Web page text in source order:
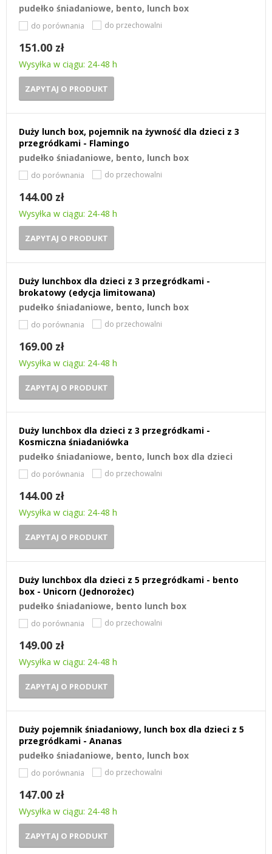
pudełko śniadaniowe, bento, lunch box
do porównania do przechowalni
151.00 zł
Wysyłka w ciągu: 24-48 h
ZAPYTAJ O PRODUKT
Duży lunch box, pojemnik na żywność dla dzieci z 3
przegródkami - Flamingo
pudełko śniadaniowe, bento, lunch box
do porównania do przechowalni
144.00 zł
Wysyłka w ciągu: 24-48 h
ZAPYTAJ O PRODUKT
Duży lunchbox dla dzieci z 3 przegródkami -
brokatowy (edycja limitowana)
pudełko śniadaniowe, bento, lunch box
do porównania do przechowalni
169.00 zł
Wysyłka w ciągu: 24-48 h
ZAPYTAJ O PRODUKT
Duży lunchbox dla dzieci z 3 przegródkami -
Kosmiczna śniadaniówka
pudełko śniadaniowe, bento, lunch box dla dzieci
do porównania do przechowalni
144.00 zł
Wysyłka w ciągu: 24-48 h
ZAPYTAJ O PRODUKT
Duży lunchbox dla dzieci z 5 przegródkami - bento
box - Unicorn (Jednorożec)
pudełko śniadaniowe, bento lunch box
do porównania do przechowalni
149.00 zł
Wysyłka w ciągu: 24-48 h
ZAPYTAJ O PRODUKT
Duży pojemnik śniadaniowy, lunch box dla dzieci z 5
przegródkami - Ananas
pudełko śniadaniowe, bento, lunch box
do porównania do przechowalni
147.00 zł
Wysyłka w ciągu: 24-48 h
ZAPYTAJ O PRODUKT